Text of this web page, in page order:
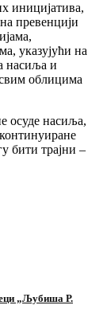
иницијатива,
превенцији
указујући на
насиља и
свим облицима
осуде насиља,
бити трајни –
„Љубиша Р.